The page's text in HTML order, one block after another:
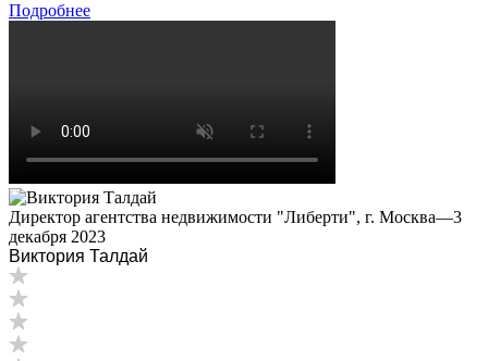
Подробнее
Директор агентства недвижимости "Либерти", г. Москва—3
декабря 2023
Виктория Талдай
Жуковский
Звенигород
Зеленоград
Зеленодольск
Зея
Златоуст
Иваново
Ивантеевка